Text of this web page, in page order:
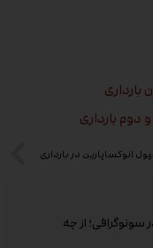
از چه
بارداری
انوکساپارین در بارداری